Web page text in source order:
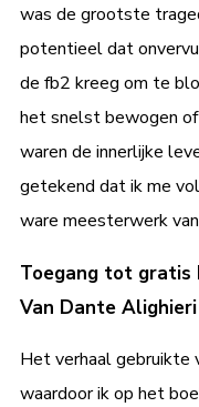
was de grootste
potentieel dat
de fb2 kreeg om te
het snelst bewogen
waren de innerlijke
getekend dat ik me
ware meesterwerk
Toegang tot gratis
Van Dante Alighieri
Het verhaal gebruikte
waardoor ik op het